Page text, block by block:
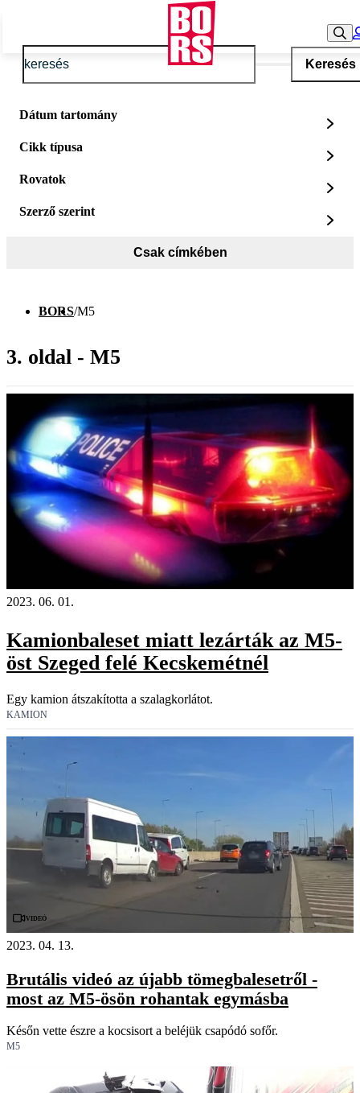
Keresés
Dátum tartomány
Cikk típusa
Rovatok
Szerző szerint
Csak címkében
BORS/M5
3. oldal - M5
2023. 06. 01.
Kamionbaleset miatt lezárták az M5-
öst Szeged felé Kecskemétnél
Egy kamion átszakította a szalagkorlátot.
KAMION
Videó
2023. 04. 13.
Brutális videó az újabb tömegbalesetről -
most az M5-ösön rohantak egymásba
Későn vette észre a kocsisort a beléjük csapódó sofőr.
M5